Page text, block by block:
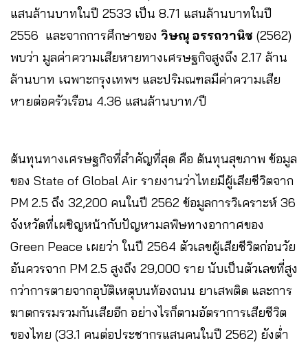
แสนล้านบาทในปี 2533 เป็น 8.71 แสนล้านบาทในปี
2556 และจากการศึกษาของ วิษณุ อรรถวานิช (2562)
พบว่า มูลค่าความเสียหายทางเศรษฐกิจสูงถึง 2.17 ล้าน
ล้านบาท เฉพาะกรุงเทพฯ และปริมณฑลมีค่าความเสีย
หายต่อครัวเรือน 4.36 แสนล้านบาท/ปี
ต้นทุนทางเศรษฐกิจที่สำคัญที่สุด คือ ต้นทุนสุขภาพ ข้อมูล
ของ State of Global Air รายงานว่าไทยมีผู้เสียชีวิตจาก
PM 2.5 ถึง 32,200 คนในปี 2562 ข้อมูลการวิเคราะห์ 36
จังหวัดที่เผชิญหน้ากับปัญหามลพิษทางอากาศของ
Green Peace เผยว่า ในปี 2564 ตัวเลขผู้เสียชีวิตก่อนวัย
อันควรจาก PM 2.5 สูงถึง 29,000 ราย นับเป็นตัวเลขที่สูง
กว่าการตายจากอุบัติเหตุบนท้องถนน ยาเสพติด และการ
ฆาตกรรมรวมกันเสียอีก อย่างไรก็ตามอัตราการเสียชีวิต
ของไทย (33.1 คนต่อประชากรแสนคนในปี 2562) ยังต่ำ